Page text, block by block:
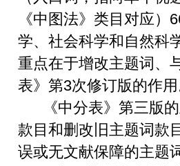
《中图法》类目对应
学、社会科学和自然科
重点在于增改主题词、
表》第3次修订版的作
《中分表》第三版的
款目和删改旧主题词款
误或无文献保障的主题